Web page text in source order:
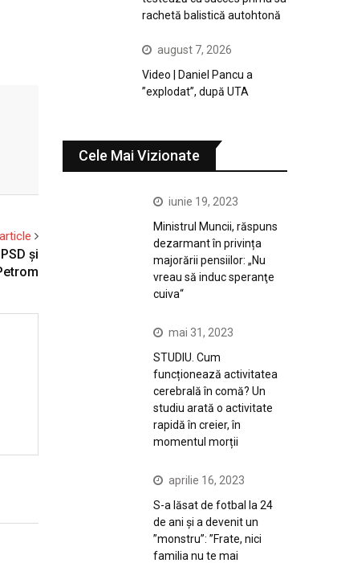
și
rachetă balistică autohtonă
august 7, 2026
Video | Daniel Pancu a
”explodat”, după UTA
Cele Mai Vizionate
iunie 19, 2023
Ministrul Muncii, răspuns
dezarmant în privința
majorării pensiilor: „Nu
vreau să induc speranţe
cuiva“
mai 31, 2023
STUDIU. Cum
funcționează activitatea
cerebrală în comă? Un
studiu arată o activitate
rapidă în creier, în
momentul morții
aprilie 16, 2023
S-a lăsat de fotbal la 24
de ani și a devenit un
”monstru”: ”Frate, nici
familia nu te mai